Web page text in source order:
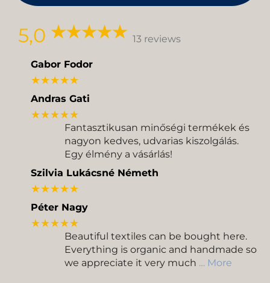
5,0 13 reviews
Gabor Fodor
★★★★★
Andras Gati
★★★★★
Fantasztikusan minőségi termékek és
nagyon kedves, udvarias kiszolgálás.
Egy élmény a vásárlás!
Szilvia Lukácsné Németh
★★★★★
Péter Nagy
★★★★★
Beautiful textiles can be bought here.
Everything is organic and handmade so
we appreciate it very much … More